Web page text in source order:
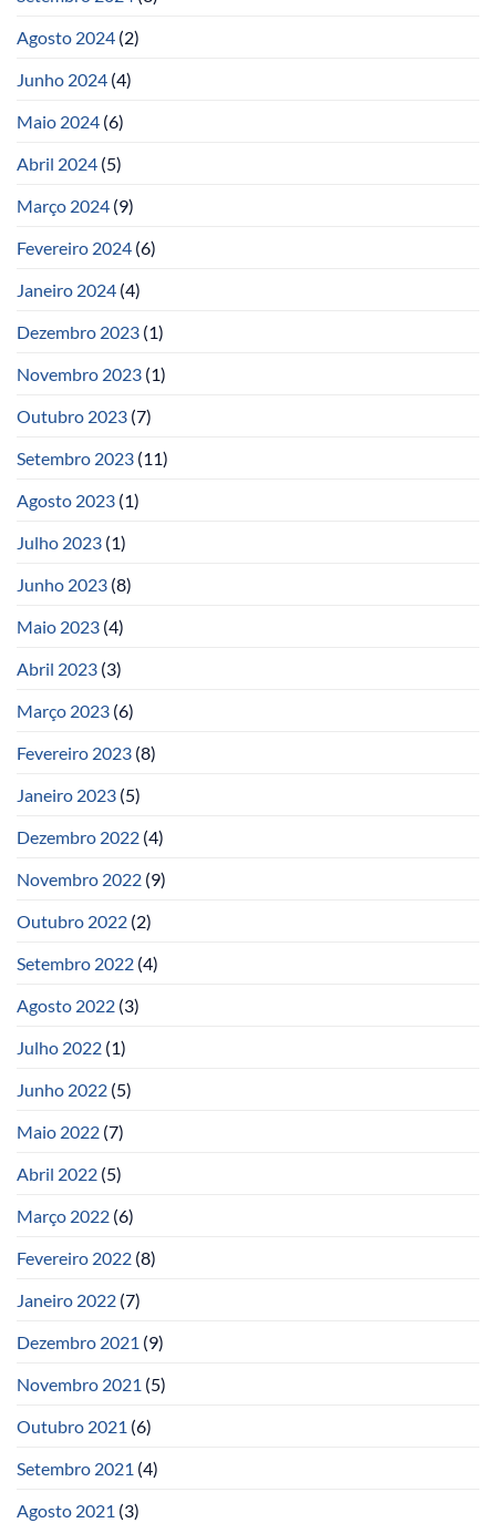
Agosto 2024 (2)
Junho 2024 (4)
Maio 2024 (6)
Abril 2024 (5)
Março 2024 (9)
Fevereiro 2024 (6)
Janeiro 2024 (4)
Dezembro 2023 (1)
Novembro 2023 (1)
Outubro 2023 (7)
Setembro 2023 (11)
Agosto 2023 (1)
Julho 2023 (1)
Junho 2023 (8)
Maio 2023 (4)
Abril 2023 (3)
Março 2023 (6)
Fevereiro 2023 (8)
Janeiro 2023 (5)
Dezembro 2022 (4)
Novembro 2022 (9)
Outubro 2022 (2)
Setembro 2022 (4)
Agosto 2022 (3)
Julho 2022 (1)
Junho 2022 (5)
Maio 2022 (7)
Abril 2022 (5)
Março 2022 (6)
Fevereiro 2022 (8)
Janeiro 2022 (7)
Dezembro 2021 (9)
Novembro 2021 (5)
Outubro 2021 (6)
Setembro 2021 (4)
Agosto 2021 (3)